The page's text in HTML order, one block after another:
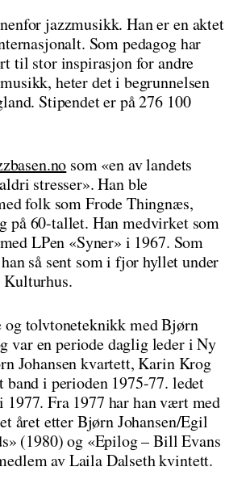
jazzmusikk. Han er en aktet
Som pedagog har
til stor inspirasjon for andre
heter det i begrunnelsen
Stipendet er på 276 100
som «en av landets
stresser». Han ble
folk som Frode Thingnæs,
på 60-tallet. Han medvirket som
LPen «Syner» i 1967. Som
så sent som i fjor hyllet under
Kulturhus.
tolvtoneteknikk med Bjørn
var en periode daglig leder i Ny
Johansen kvartett, Karin Krog
i perioden 1975-77. ledet
Fra 1977 har han vært med
året etter Bjørn Johansen/Egil
(1980) og «Epilog – Bill Evans
av Laila Dalseth kvintett.